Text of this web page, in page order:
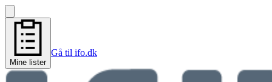
Mine lister
Gå til ifo.dk